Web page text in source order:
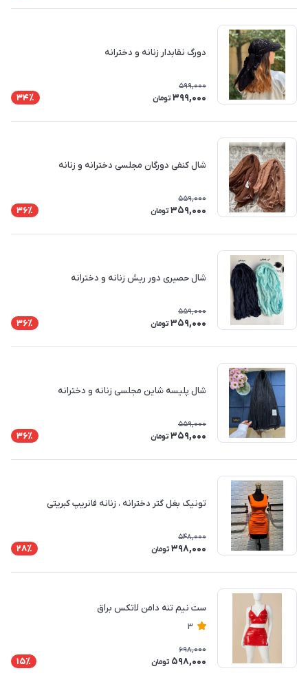
دورگ نقابدار زنانه و دخترانه
599,000
399,000 تومان 34٪
شال کنفی دورگان مجلسی دخترانه و زنانه
559,000
359,000 تومان 36٪
شال حصیری دور ریش زنانه و دخترانه
559,000
359,000 تومان 36٪
شال پلیسه شاین مجلسی زنانه و دخترانه
559,000
359,000 تومان 36٪
تونیک بغل گتر دخترانه ، زنانه فانریپ کبریتی
548,000
398,000 تومان 28٪
ست نیم تنه دامن لاتکس براق
3
698,000
598,000 تومان 15٪